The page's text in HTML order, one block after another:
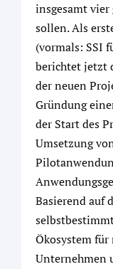
insgesamt
sollen. Als
(vormals: SSI
berichtet jetzt
der neuen
Gründung
der Start des
Umsetzung
Basierend auf
Ökosystem
Unternehmen